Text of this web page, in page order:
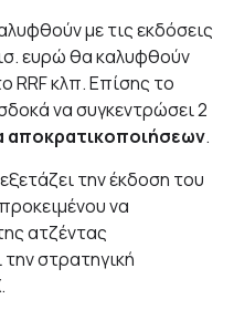
με τις εκδόσεις
ευρώ θα καλυφθούν
RRF κλπ. Επίσης το
να συγκεντρώσει 2
αποκρατικοποιήσεων.
την έκδοση του
να
ατζέντας
την στρατηγική
.